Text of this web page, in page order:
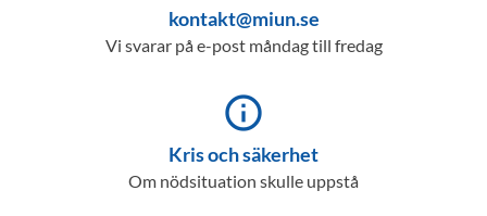
kontakt@miun.se
Vi svarar på e-post måndag till fredag
info_outline
Kris och säkerhet
Om nödsituation skulle uppstå